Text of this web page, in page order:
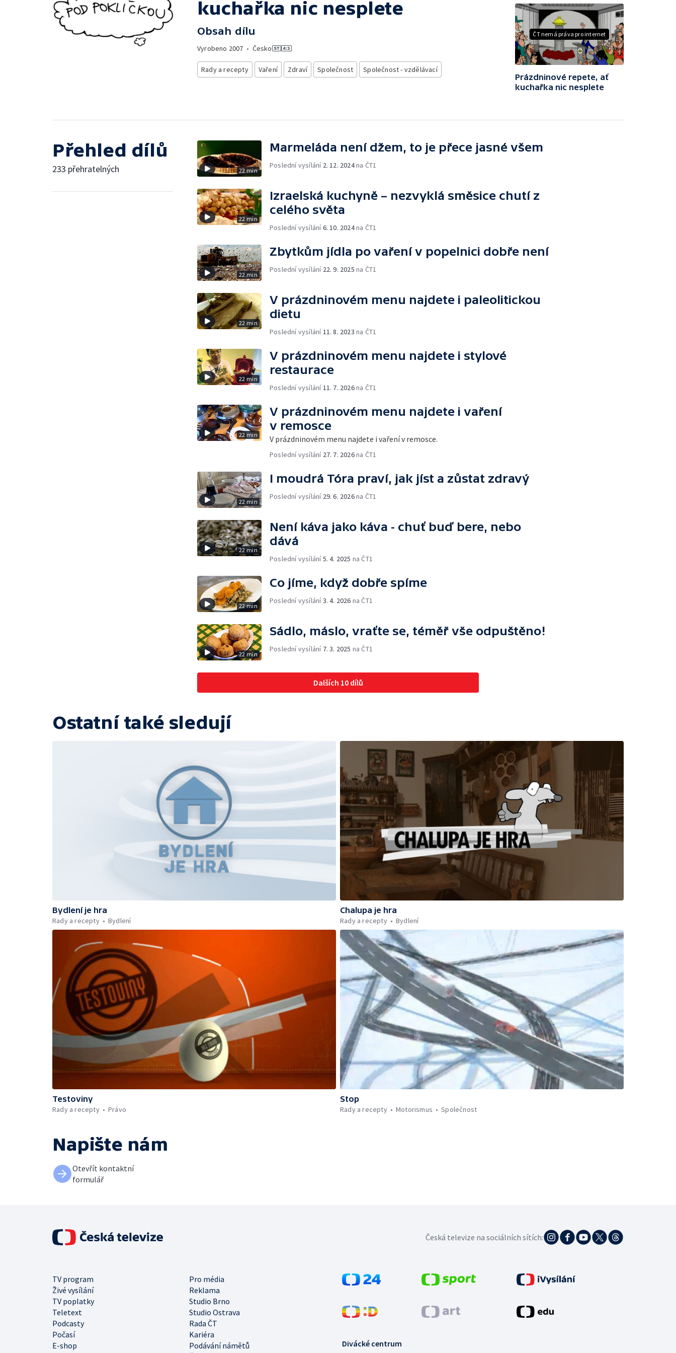
kuchařka nic nesplete
Obsah dílu
Vyrobeno 2007 • Česko
Rady a recepty Vaření Zdraví Společnost Společnost - vzdělávací
ČT nemá práva pro internet
Prázdninové repete, ať
kuchařka nic nesplete
Přehled dílů
233 přehratelných 22 min
Marmeláda není džem, to je přece jasné všem
Poslední vysílání 2. 12. 2024na ČT1
22 min
Izraelská kuchyně – nezvyklá směsice chutí z
celého světa
Poslední vysílání6. 10. 2024na ČT1
22 min
Zbytkům jídla po vaření v popelnici dobře není
Poslední vysílání 22. 9. 2025 na ČT1
22 min
V prázdninovém menu najdete i paleolitickou
dietu
Poslední vysílání 11. 8. 2023 na ČT1
22 min
V prázdninovém menu najdete i stylové
restaurace
Poslední vysílání 11. 7. 2026na ČT1
22 min
V prázdninovém menu najdete i vaření
v remosce
V prázdninovém menu najdete i vaření v remosce.
Poslední vysílání 27. 7. 2026na ČT1
22 min
I moudrá Tóra praví, jak jíst a zůstat zdravý
Poslední vysílání 29. 6. 2026na ČT1
22 min
Není káva jako káva - chuť buď bere, nebo
dává
Poslední vysílání5. 4. 2025 na ČT1
22 min
Co jíme, když dobře spíme
Poslední vysílání3. 4. 2026 na ČT1
22 min
Sádlo, máslo, vraťte se, téměř vše odpuštěno!
Poslední vysílání 7. 3. 2025 na ČT1
Dalších 10 dílů
Ostatní také sledují
Bydlení je hra
Rady a recepty
Bydlení
Chalupa je hra
Rady a recepty
Bydlení
Testoviny
Rady a recepty
Právo
Stop
Rady a recepty
Motorismus Společnost
Napište nám
Otevřít kontaktní
formulář
Divácké centrum
TV program
Pro média
Živé vysílání
Reklama
TV poplatky
Studio Brno
Teletext
Studio Ostrava
Podcasty
Rada ČT
Počasí
Kariéra
E-shop
Podávání námětů
Česká televize na sociálních sítích: